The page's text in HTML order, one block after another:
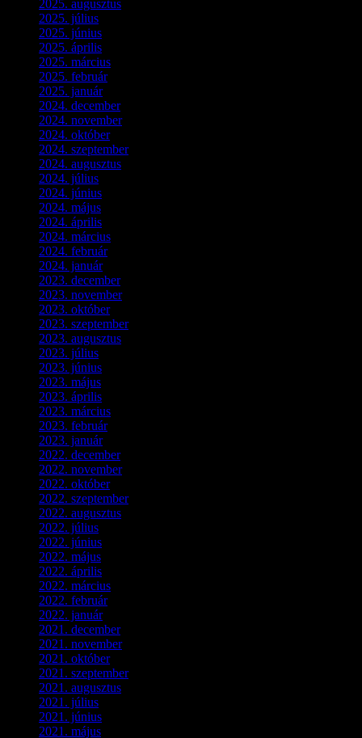
2025. augusztus
2025. július
2025. június
2025. április
2025. március
2025. február(7)
2025. január(3)
2024. december(3)
2024. november(7)
2024. október(6)
2024. szeptember(4)
2024. augusztus
2024. július
2024. június
2024. május
2024. április
2024. március
2024. február(9)
2024. január(3)
2023. december(1)
2023. november(1)
2023. október(5)
2023. szeptember(3)
2023. augusztus
2023. július
2023. június
2023. május
2023. április
2023. március
2023. február(4)
2023. január(1)
2022. december(2)
2022. november(4)
2022. október(8)
2022. szeptember(9)
2022. augusztus
2022. július
2022. június
2022. május
2022. április
2022. március
2022. február(4)
2022. január(3)
2021. december(2)
2021. november(5)
2021. október(8)
2021. szeptember(4)
2021. augusztus
2021. július
2021. június
2021. május